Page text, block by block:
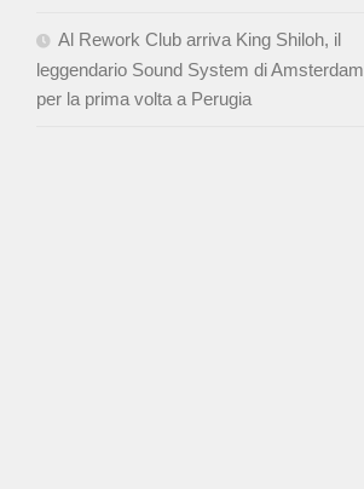
Al Rework Club arriva King Shiloh, il
leggendario Sound System di Amsterdam
per la prima volta a Perugia